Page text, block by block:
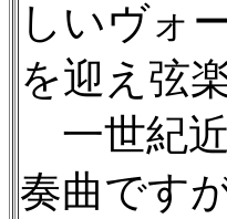
しいヴォ
を迎え弦
一世紀
奏曲です